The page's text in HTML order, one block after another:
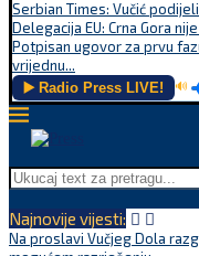
Serbian Times: Vučić
Delegacija EU: Crna Gora
Potpisan ugovor za prvu
vrijednu...
▶️ Radio Press LIVE! 🔊
Najnovije vijesti:
Na proslavi Vučjeg Dola